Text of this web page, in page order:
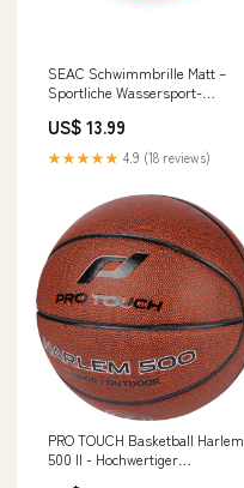
SEAC Schwimmbrille Matt –
Sportliche Wassersport-
Zubehör
US$ 13.99
★★★★★ 4.9 (18 reviews)
PRO TOUCH Basketball Harlem
500 II - Hochwertiger